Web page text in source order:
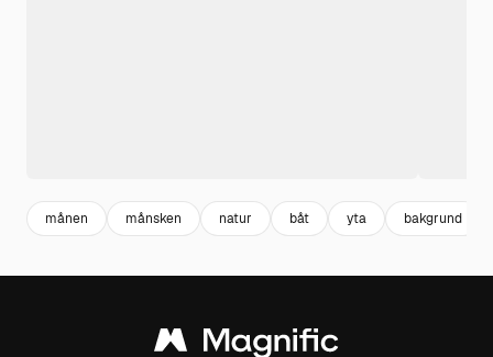
månen månsken natur båt yta bakgrund